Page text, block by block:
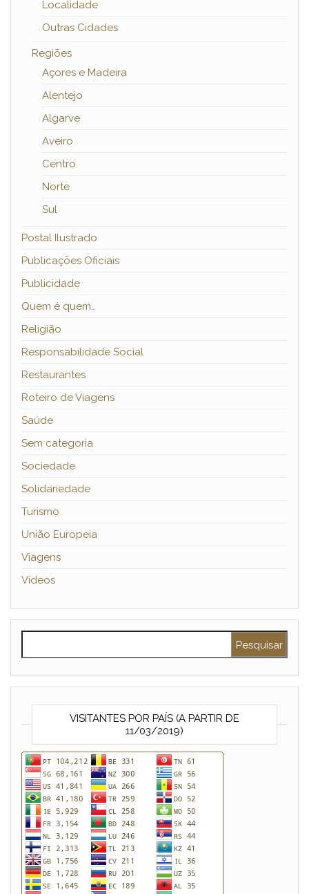
Localidade
Outras Cidades
Regiões
Açores e Madeira
Alentejo
Algarve
Aveiro
Centro
Norte
Sul
Postal Ilustrado
Publicações Oficiais
Publicidade
Quem é quem…
Religião
Responsabilidade Social
Restaurantes
Roteiro de Viagens
Saúde
Sem categoria
Sociedade
Solidariedade
Turismo
União Europeia
Viagens
Vídeos
VISITANTES POR PAÍS (A PARTIR DE
11/03/2019)